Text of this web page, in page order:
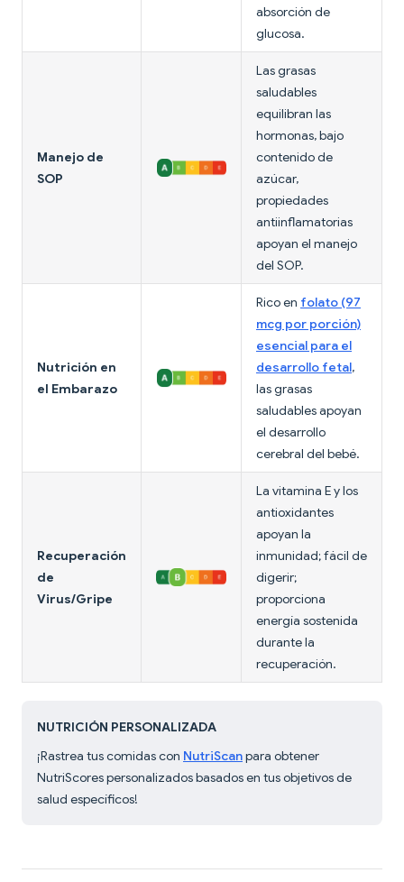
absorción de
glucosa.
Manejo de
SOP
Las grasas
saludables
equilibran las
hormonas, bajo
contenido de
azúcar,
propiedades
antiinflamatorias
apoyan el manejo
del SOP.
Nutrición en
el Embarazo
Rico en folato (97
mcg por porción)
esencial para el
desarrollo fetal,
las grasas
saludables apoyan
el desarrollo
cerebral del bebé.
Recuperación
de
Virus/Gripe
La vitamina E y los
antioxidantes
apoyan la
inmunidad; fácil de
digerir;
proporciona
energía sostenida
durante la
recuperación.
NUTRICIÓN PERSONALIZADA
¡Rastrea tus comidas con NutriScanpara obtener
NutriScores personalizados basados en tus objetivos de
salud específicos!